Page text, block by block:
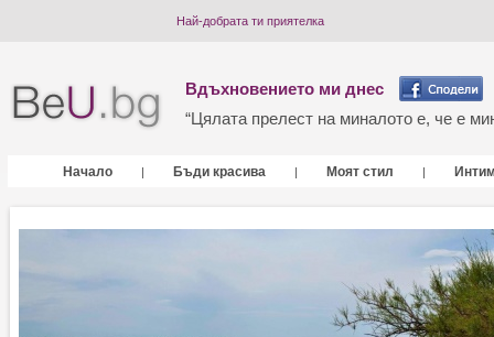
Най-добрата ти приятелка
Вдъхновението ми днес
“Цялата прелест на миналото е, че е
Начало | Бъди красива | Моят стил |